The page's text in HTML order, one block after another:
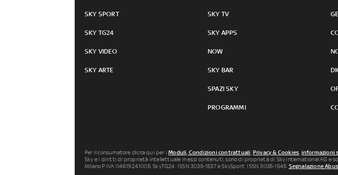
SKY SPORT
SKY TG24
SKY VIDEO
SKY ARTE
SKY TV
SKY APPS
NOW
SKY BAR
SPAZI SKY
PROGRAMMI
Per il consumatore clicca qui per iModuli, Condizioni contrattuali, Privacy & Cookies, informazioni
Sky e i diritti di proprietà intellettuale in essi contenuti, sono di proprietà di Sky international AG e
Milano P.IVA 04619241005. SkyTG24: ISSN 3035-1537 e SkySport: ISSN 3035-1545. Segnalazione